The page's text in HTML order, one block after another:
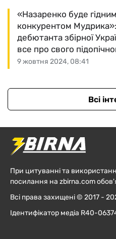
9 жовтня 2024, 08:41
«Назаренко буде гідним
конкурентом
дебютанта збірної
все про свого
Всі
При цитуванні та
посилання на zbirna.com
Всі права захищені © 2017 -
Ідентифікатор медіа R40-